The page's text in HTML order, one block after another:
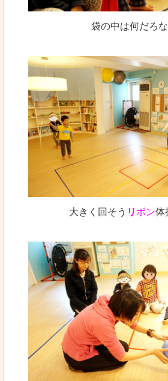
袋の中は何だろな
大きく回そう リ ボン体